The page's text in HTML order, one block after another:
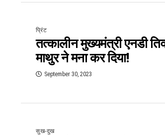
प्रिंट
तत्‍कालीन मुख्यमंत्री एनडी
माथुर ने मना कर दिया!
September 30, 2023
सुख-दुख